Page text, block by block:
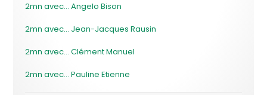
2mn avec… Angelo Bison
2mn avec… Jean-Jacques Rausin
2mn avec… Clément Manuel
2mn avec… Pauline Etienne